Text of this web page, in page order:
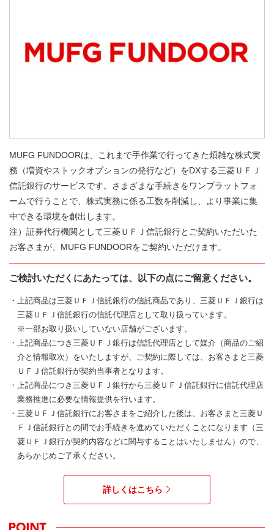
MUFG FUNDOORは、これまで手作業で行ってきた煩雑な株式実
務（増資やストックオプションの発行など）をDXする三菱ＵＦＪ
信託銀行のサービスです。さまざまな手続きをワンプラットフォ
ームで行うことで、株式実務に係る工数を削減し、より事業に集
中できる環境を創出します。
注）証券代行機関として三菱ＵＦＪ信託銀行とご契約いただいた
お客さまが、MUFG FUNDOORをご契約いただけます。
ご検討いただくにあたっては、以下の点にご留意ください。
・上記商品は三菱ＵＦＪ信託銀行の信託商品であり、三菱ＵＦＪ銀行は
三菱ＵＦＪ信託銀行の信託代理店として取り扱っています。
※一部お取り扱いしていない店舗がございます。
・上記商品につき三菱ＵＦＪ銀行は信託代理店として媒介（商品のご紹
介と情報取次）をいたしますが、ご契約に際しては、お客さまと三菱
ＵＦＪ信託銀行が契約当事者となります。
・上記商品につき三菱ＵＦＪ銀行から三菱ＵＦＪ信託銀行に信託代理店
業務推進に必要な情報提供を行います。
・三菱ＵＦＪ信託銀行にお客さまをご紹介した後は、お客さまと三菱Ｕ
ＦＪ信託銀行との間でお手続きを進めていただくことになります（三
菱ＵＦＪ銀行が契約内容などに関与することはいたしません）ので、
あらかじめご了承ください。
詳しくはこちら